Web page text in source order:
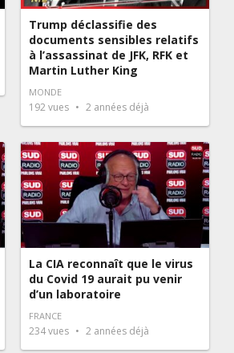
Trump déclassifie des
documents sensibles relatifs
à l’assassinat de JFK, RFK et
Martin Luther King
MONDE
192vues 2 années déjà
La CIA reconnaît que le virus
du Covid 19 aurait pu venir
d’un laboratoire
FRANCE
234vues 2 années déjà